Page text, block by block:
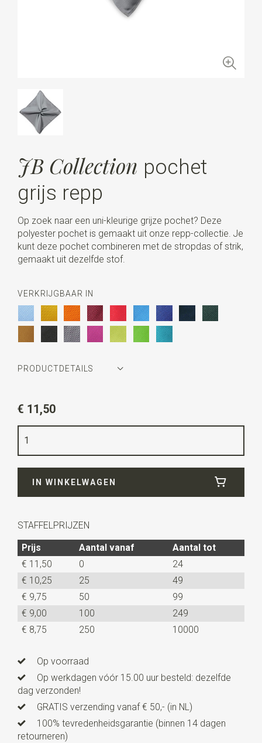
JB Collection pochet
grijs repp
Op zoek naar een uni-kleurige grijze pochet? Deze
polyester pochet is gemaakt uit onze repp-collectie. Je
kunt deze pochet combineren met de stropdas of strik,
gemaakt uit dezelfde stof.
VERKRIJGBAAR IN
PRODUCTDETAILS
grijs
Kwaliteit
Lengte25 cm
€ 11,50
IN WINKELWAGEN
STAFFELPRIJZEN
Prijs
Aantal vanaf
Aantal tot
€ 11,50
0
24
€ 10,25
25
49
€ 9,75
50
99
€ 9,00
100
249
€ 8,75
250 10000
Op voorraad
Op werkdagen vóór 15.00 uur besteld: dezelfde
dag verzonden!
GRATIS verzending vanaf € 50,- (in NL)
100% tevredenheidsgarantie (binnen 14 dagen
retourneren)